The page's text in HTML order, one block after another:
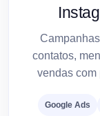
contatos,
vendas com
Google Ads